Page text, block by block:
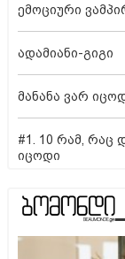
ემოციური
ადამიანი-გიგი
მანანა ვარ
#1. 10 რამ, რაც
იცოდი